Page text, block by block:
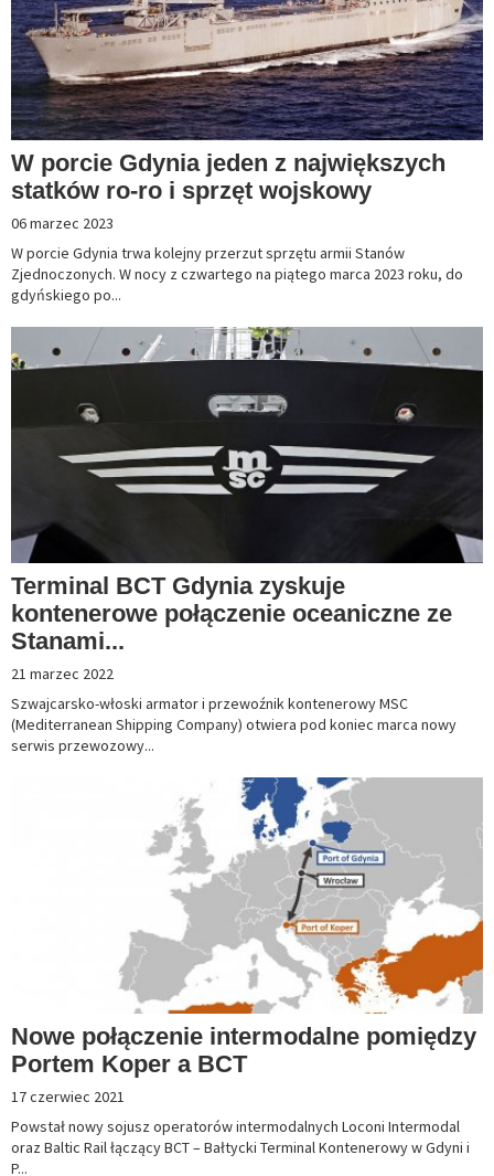
W porcie Gdynia jeden z największych
statków ro-ro i sprzęt wojskowy
06 marzec 2023
W porcie Gdynia trwa kolejny przerzut sprzętu armii Stanów
Zjednoczonych. W nocy z czwartego na piątego marca 2023 roku, do
gdyńskiego po...
Terminal BCT Gdynia zyskuje
kontenerowe połączenie oceaniczne ze
Stanami...
21 marzec 2022
Szwajcarsko-włoski armator i przewoźnik kontenerowy MSC
(Mediterranean Shipping Company) otwiera pod koniec marca nowy
serwis przewozowy...
Nowe połączenie intermodalne pomiędzy
Portem Koper a BCT
17 czerwiec 2021
Powstał nowy sojusz operatorów intermodalnych Loconi Intermodal
oraz Baltic Rail łączący BCT – Bałtycki Terminal Kontenerowy w Gdyni i
P...